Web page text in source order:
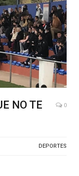
NO TE
0
DEPORTES